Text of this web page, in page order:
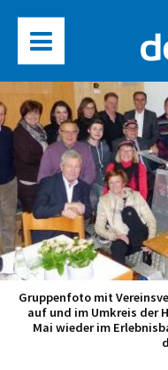
Gruppenfoto mit
auf und im Umkreis der
Mai wieder im